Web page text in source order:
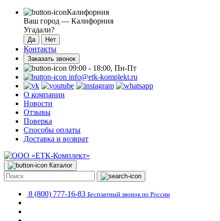
Калифорния
Ваш город — Калифорния
Угадали?
Контакты
Заказать звонок
09:00 - 18:00, Пн-Пт
info@etk-komplekt.ru
О компании
Новости
Отзывы
Поверка
Способы оплаты
Доставка и возврат
Каталог
8 (800) 777-16-83 Бесплатный звонок по России